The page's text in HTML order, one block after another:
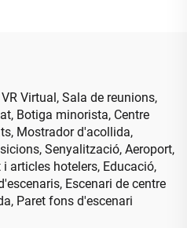
Virtual, Sala de reunions,
Botiga minorista, Centre
Mostrador d'acollida,
Senyalització, Aeroport,
articles hotelers, Educació,
Escenari de centre
Paret fons d'escenari